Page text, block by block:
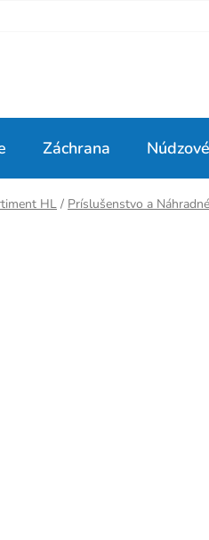
Záchrana
HL / Príslušenstvo a